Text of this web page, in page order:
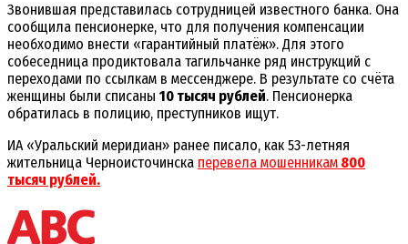
Звонившая представилась сотрудницей известного банка. Она
сообщила пенсионерке, что для получения компенсации
необходимо внести «гарантийный платёж». Для этого
собеседница продиктовала тагильчанке ряд инструкций с
переходами по ссылкам в мессенджере. В результате со счёта
женщины были списаны 10 тысяч рублей. Пенсионерка
обратилась в полицию, преступников ищут.
ИА «Уральский меридиан» ранее писало, как 53-летняя
жительница Черноисточинска перевела мошенникам 800
тысяч рублей.